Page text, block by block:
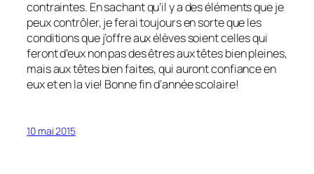
contraintes. En sachant qu’il y a des éléments que je
peux contrôler, je ferai toujours en sorte que les
conditions que j’offre aux élèves soient celles qui
feront d’eux non pas des êtres aux têtes bien pleines,
mais aux têtes bien faites, qui auront confiance en
eux et en la vie! Bonne fin d’année scolaire!
10 mai 2015